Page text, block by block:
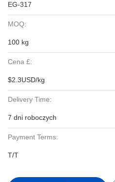
EG-317
MOQ:
100 kg
Cena £:
$2.3USD/kg
Delivery Time:
7 dni roboczych
Payment Terms:
T/T